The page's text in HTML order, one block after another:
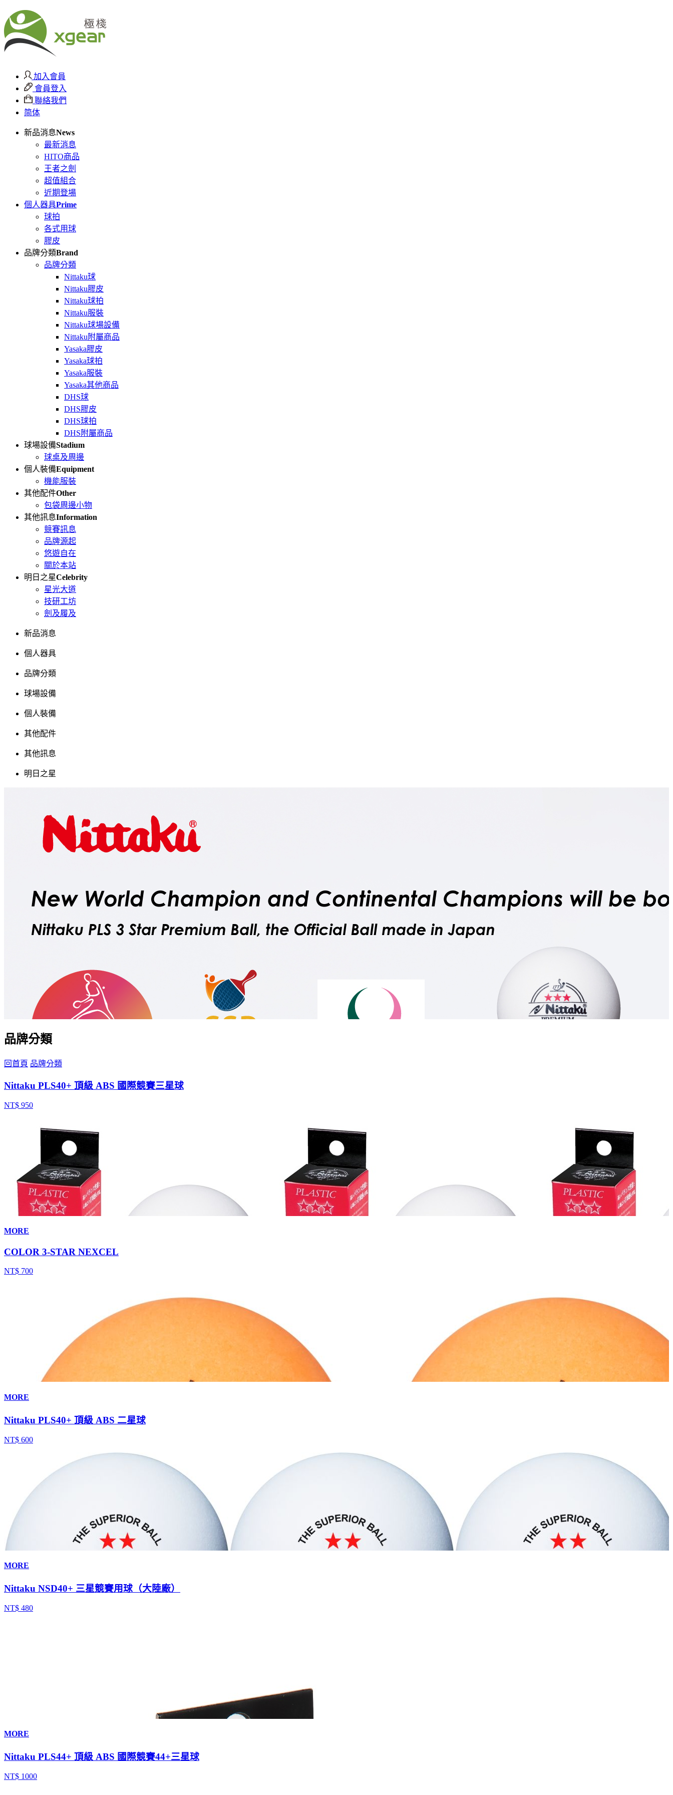
加入會員
會員登入
聯絡我們
简体
新品消息News
最新消息
HITO商品
王者之劍
超值組合
近期登場
個人器具Prime
球拍
各式用球
膠皮
品牌分類Brand
品牌分類
Nittaku球
Nittaku膠皮
Nittaku球拍
Nittaku服裝
Nittaku球場設備
Nittaku附屬商品
Yasaka膠皮
Yasaka球拍
Yasaka服裝
Yasaka其他商品
DHS球
DHS膠皮
DHS球拍
DHS附屬商品
球場設備Stadium
球桌及周邊
個人裝備Equipment
機能服裝
其他配件Other
包袋周邊小物
其他訊息Information
競賽訊息
品牌源起
悠遊自在
關於本站
明日之星Celebrity
星光大道
技研工坊
劍及履及
新品消息
個人器具
品牌分類
球場設備
個人裝備
其他配件
其他訊息
明日之星
品牌分類
回首頁 品牌分類
Nittaku PLS40+ 頂級 ABS 國際競賽三星球
NT$ 950
MORE
COLOR 3-STAR NEXCEL
NT$ 700
MORE
Nittaku PLS40+ 頂級 ABS 二星球
NT$ 600
MORE
Nittaku NSD40+ 三星競賽用球（大陸廠）
NT$ 480
MORE
Nittaku PLS44+ 頂級 ABS 國際競賽44+三星球
NT$ 1000